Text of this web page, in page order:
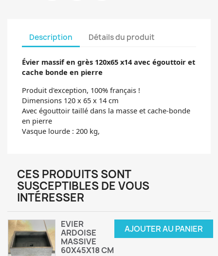
Description Détails du produit
Évier massif en grès 120x65 x14 avec égouttoir et
cache bonde en pierre
Produit d'exception, 100% français !
Dimensions 120 x 65 x 14 cm
Avec égouttoir taillé dans la masse et cache-bonde
en pierre
Vasque lourde : 200 kg,
CES PRODUITS SONT
SUSCEPTIBLES DE VOUS
INTÉRESSER
EVIER
ARDOISE
MASSIVE
60X45X18 CM
AJOUTER AU PANIER